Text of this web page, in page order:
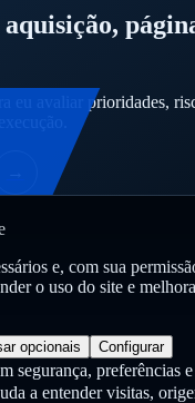
eu avaliar prioridades,
e, com sua
o uso do site e
opcionais Configurar
segurança, preferências
a entender visitas,